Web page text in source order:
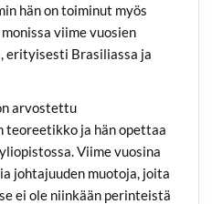
hän on toiminut myös
viime vuosien
erityisesti Brasiliassa ja
arvostettu
ja hän opettaa
Viime vuosina
johtajuuden muotoja, joita
ei ole niinkään perinteistä